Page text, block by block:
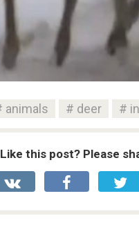
animals deer
Like this post? Please